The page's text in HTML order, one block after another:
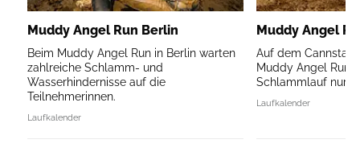
Muddy Angel Run Berlin
Beim Muddy Angel Run in Berlin warten
zahlreiche Schlamm- und
Wasserhindernisse auf die
Teilnehmerinnen.
Laufkalender
Muddy Angel
Auf dem
Muddy Angel Run
Schlammlauf nur
Laufkalender